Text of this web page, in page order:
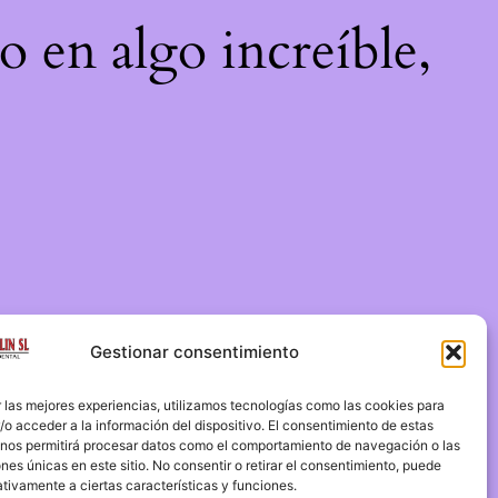
Gestionar consentimiento
las mejores experiencias, utilizamos tecnologías como las cookies para
o acceder a la información del dispositivo. El consentimiento de estas
permitirá procesar datos como el comportamiento de navegación o las
únicas en este sitio. No consentir o retirar el consentimiento, puede
a ciertas características y funciones.
en algo increíble,